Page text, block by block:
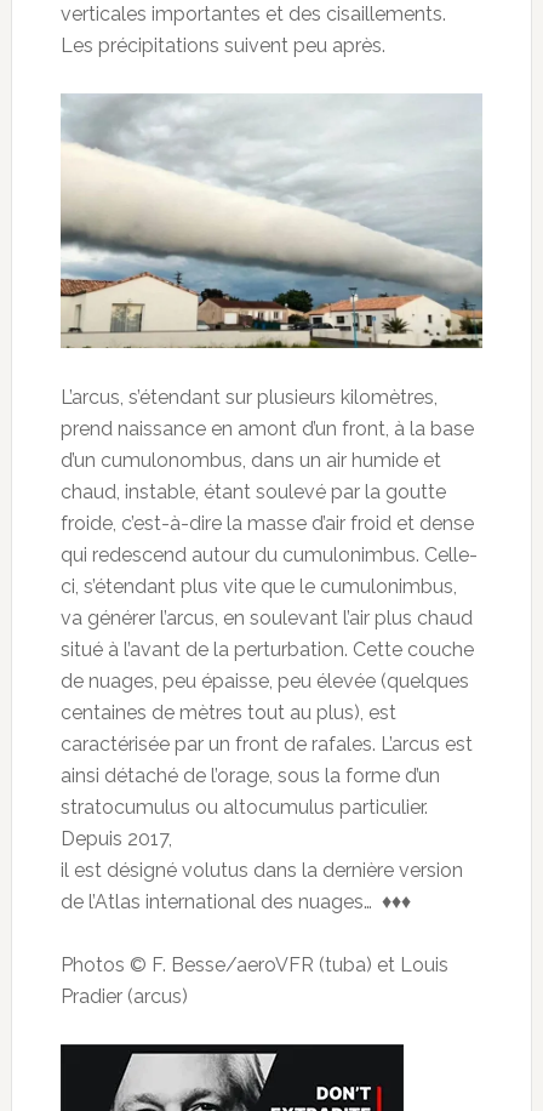
verticales importantes et des cisaillements.
Les précipitations suivent peu après.
L’arcus, s’étendant sur plusieurs kilomètres,
prend naissance en amont d’un front, à la base
d’un cumulonombus, dans un air humide et
chaud, instable, étant soulevé par la goutte
froide, c’est-à-dire la masse d’air froid et dense
qui redescend autour du cumulonimbus. Celle-
ci, s’étendant plus vite que le cumulonimbus,
va générer l’arcus, en soulevant l’air plus chaud
situé à l’avant de la perturbation. Cette couche
de nuages, peu épaisse, peu élevée (quelques
centaines de mètres tout au plus), est
caractérisée par un front de rafales. L’arcus est
ainsi détaché de l’orage, sous la forme d’un
stratocumulus ou altocumulus particulier.
Depuis 2017,
il est désigné volutus dans la dernière version
de l’Atlas international des nuages… ♦♦♦
Photos © F. Besse/aeroVFR (tuba) et Louis
Pradier (arcus)